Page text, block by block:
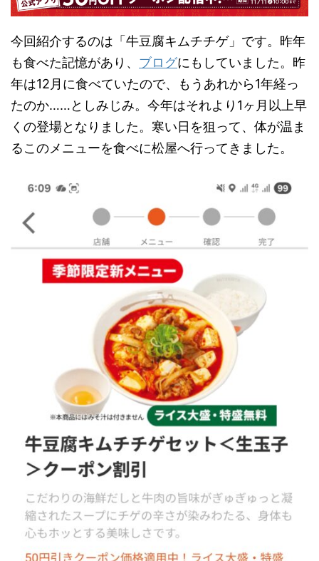
今回紹介するのは「牛豆腐キムチチゲ」です。昨年
も食べた記憶があり、 ブログにもしていました。昨
年は12月に食べていたので、もうあれから1年経っ
たのか……としみじみ。今年はそれより1ヶ月以上早
くの登場となりました。寒い日を狙って、体が温ま
るこのメニューを食べに松屋へ行ってきました。